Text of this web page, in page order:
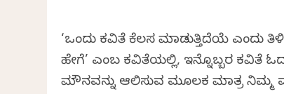
‘ಒಂದು ಕವಿತೆ ಕೆಲಸ ಮಾಡುತ್ತಿದೆಯೆ ಎಂದು
ಹೇಗೆ’ ಎಂಬ ಕವಿತೆಯಲ್ಲಿ, ಇನ್ನೊಬ್ಬರ ಕವಿತೆ
ಮೌನವನ್ನು ಆಲಿಸುವ ಮೂಲಕ ಮಾತ್ರ ನಿಮ್ಮ